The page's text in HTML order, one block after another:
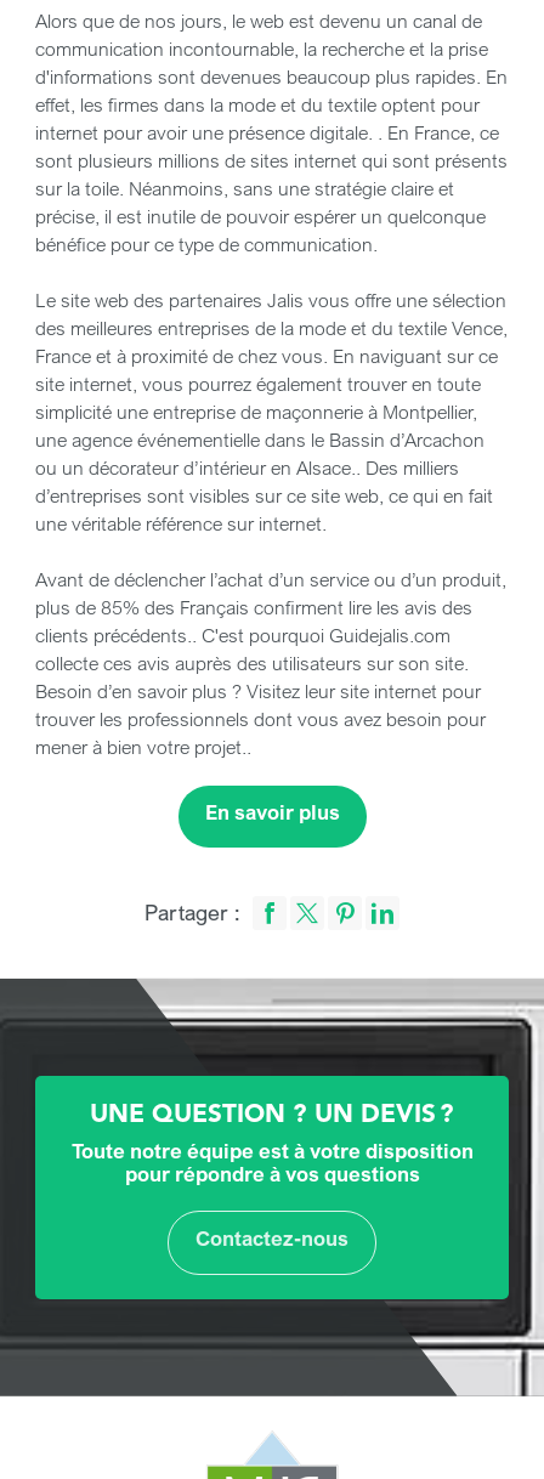
Alors que de nos jours, le web est devenu un canal de
communication incontournable, la recherche et la prise
d'informations sont devenues beaucoup plus rapides. En
effet, les firmes dans la mode et du textile optent pour
internet pour avoir une présence digitale. . En France, ce
sont plusieurs millions de sites internet qui sont présents
sur la toile. Néanmoins, sans une stratégie claire et
précise, il est inutile de pouvoir espérer un quelconque
bénéfice pour ce type de communication.
Le site web des partenaires Jalis vous offre une sélection
des meilleures entreprises de la mode et du textile Vence,
France et à proximité de chez vous. En naviguant sur ce
site internet, vous pourrez également trouver en toute
simplicité une entreprise de maçonnerie à Montpellier,
une agence événementielle dans le Bassin d’Arcachon
ou un décorateur d’intérieur en Alsace.. Des milliers
d’entreprises sont visibles sur ce site web, ce qui en fait
une véritable référence sur internet.
Avant de déclencher l’achat d’un service ou d’un produit,
plus de 85% des Français confirment lire les avis des
clients précédents.. C'est pourquoi Guidejalis.com
collecte ces avis auprès des utilisateurs sur son site.
Besoin d’en savoir plus ? Visitez leur site internet pour
trouver les professionnels dont vous avez besoin pour
mener à bien votre projet..
En savoir plus
Partager :
UNE QUESTION ? UN DEVIS ?
Toute notre équipe est à votre disposition
pour répondre à vos questions
Contactez-nous